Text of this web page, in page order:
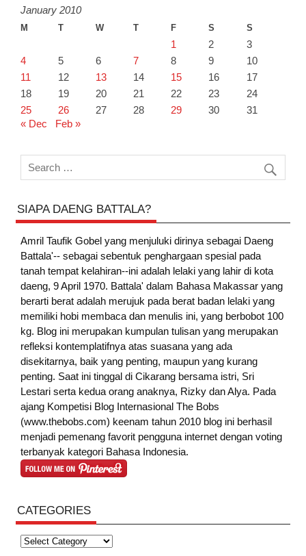
January 2010
M T W T F S S
1 2
3
4
5 6 7 8 9
10
11
12 13 14 15 16
17
18
19 20 21 22 23
24
25
26 27 28 29 30
31
« Dec
Feb »
SIAPA DAENG BATTALA?
Amril Taufik Gobelyang menjuluki dirinya sebagai Daeng
Battala'-- sebagai sebentuk penghargaan spesial pada
tanah tempat kelahiran--ini adalah lelaki yang lahir di kota
daeng, 9 April 1970. Battala' dalam Bahasa Makassar yang
berarti berat adalah merujuk pada berat badan lelaki yang
memiliki hobi membaca dan menulis ini, yang berbobot 100
kg. Blog ini merupakan kumpulan tulisan yang merupakan
refleksi kontemplatifnya atas suasana yang ada
disekitarnya, baik yang penting, maupun yang kurang
penting. Saat ini tinggal di Cikarang bersama istri, Sri
Lestari serta kedua orang anaknya, Rizky dan Alya. Pada
ajang Kompetisi Blog Internasional The Bobs
(www.thebobs.com) keenam tahun 2010 blog ini berhasil
menjadi pemenang favorit pengguna internet dengan voting
terbanyak kategori Bahasa Indonesia.
CATEGORIES
Categories